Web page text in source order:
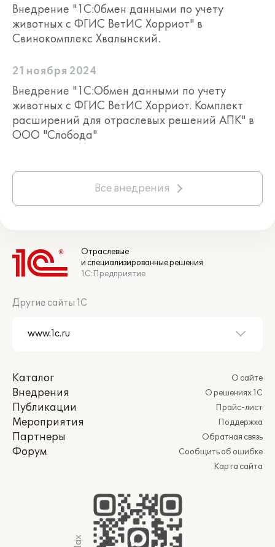
Внедрение "1С:0бмен данными по учету
животных с ФГИС ВетИС Хорриот" в
Свинокомплекс Хвалынский.
21 ноября 2024
Внедрение "1С:Обмен данными по учету
животных с ФГИС ВетИС Хорриот. Комплект
расширений для отраслевых решений АПК" в
ООО "Слобода"
Все внедрения
Отраслевые
и специализированные решения
1С:Предприятие
Другие сайты 1С
Каталог
Внедрения
Публикации
Мероприятия
Партнеры
Форум
О сайте
О решениях 1С
Прайс-лист
Поддержка
Обратная связь
Сообщить об ошибке
Карта сайта